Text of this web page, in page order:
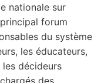
nationale sur
forum
du système
les éducateurs,
décideurs
des